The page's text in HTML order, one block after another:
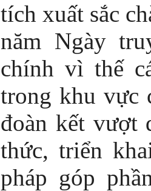
tích xuất sắc
năm Ngày
chính vì thế
trong khu vực
đoàn kết vượt
thức, triển
pháp góp